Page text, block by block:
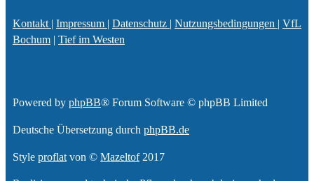
Kontakt | Impressum | Datenschutz | Nutzungsbedingungen | VfL
Bochum | Tief im Westen
Powered by phpBB® Forum Software © phpBB Limited
Deutsche Übersetzung durch phpBB.de
Style proflat von © Mazeltof2017